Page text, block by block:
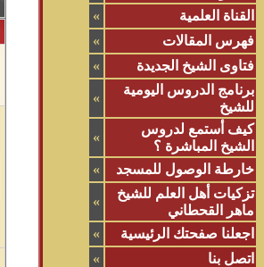
القناة العلمية
»
فهرس المقالات
»
فتاوى الشيخ الجديدة
»
برنامج الدروس اليومية
للشيخ
»
كيف أستمع لدروس
الشيخ المباشرة ؟
»
خارطة الوصول للمسجد
»
تزكيات أهل العلم للشيخ
ماهر القحطاني
»
اجعلنا صفحتك الرئيسية
»
اتصل بنا
»